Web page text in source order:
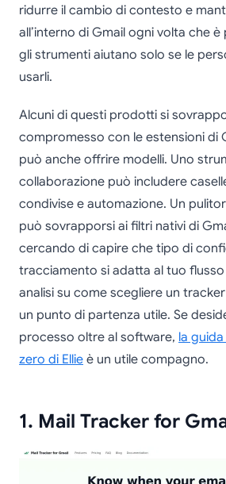
ridurre il cambio di contesto e
all’interno di Gmail ogni volta che
gli strumenti aiutano solo se le
usarli.
Alcuni di questi prodotti si
compromesso con le estensioni di
può anche offrire modelli. Uno
collaborazione può includere
condivise e automazione. Un
può sovrapporsi ai filtri nativi di
cercando di capire che tipo di
tracciamento si adatta al tuo
analisi su come scegliere un
un punto di partenza utile. Se
processo oltre al software, la
zero di Ellie è un utile compagno.
1. Mail Tracker for